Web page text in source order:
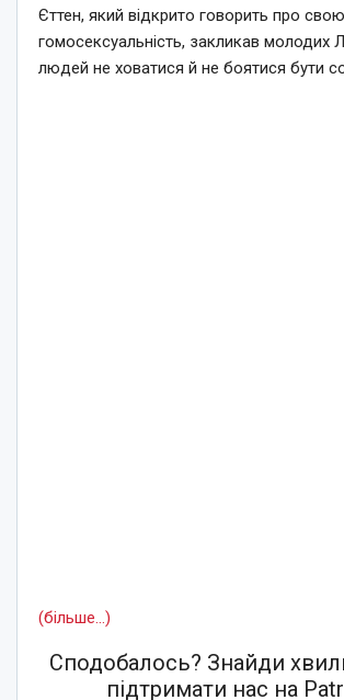
Єттен, який відкрито говорить про свою
гомосексуальність, закликав молодих
людей не ховатися й не боятися бути
(більше…)
Сподобалось? Знайди
підтримати нас на